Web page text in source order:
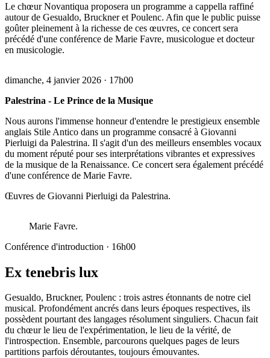
Le chœur Novantiqua proposera un programme a cappella raffiné
autour de Gesualdo, Bruckner et Poulenc. Afin que le public puisse
goûter pleinement à la richesse de ces œuvres, ce concert sera
précédé d'une conférence de Marie Favre, musicologue et docteur
en musicologie.
dimanche, 4 janvier 2026 · 17h00
Palestrina - Le Prince de la Musique
Nous aurons l'immense honneur d'entendre le prestigieux ensemble
anglais Stile Antico dans un programme consacré à Giovanni
Pierluigi da Palestrina. Il s'agit d'un des meilleurs ensembles vocaux
du moment réputé pour ses interprétations vibrantes et expressives
de la musique de la Renaissance. Ce concert sera également précédé
d'une conférence de Marie Favre.
Œuvres de Giovanni Pierluigi da Palestrina.
Marie Favre.
Conférence d'introduction · 16h00
Ex tenebris lux
Gesualdo, Bruckner, Poulenc : trois astres étonnants de notre ciel
musical. Profondément ancrés dans leurs époques respectives, ils
possèdent pourtant des langages résolument singuliers. Chacun fait
du chœur le lieu de l'expérimentation, le lieu de la vérité, de
l'introspection. Ensemble, parcourons quelques pages de leurs
partitions parfois déroutantes, toujours émouvantes.